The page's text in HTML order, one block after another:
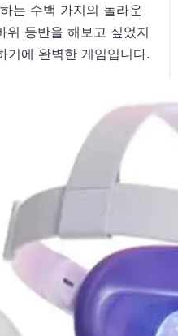
는 수백 가지의 놀라운
위 등반을 해보고 싶었지
기에 완벽한 게임입니다.